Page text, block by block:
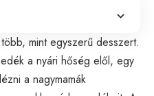
mint egyszerű desszert.
a nyári hőség elől, egy
a nagymamák